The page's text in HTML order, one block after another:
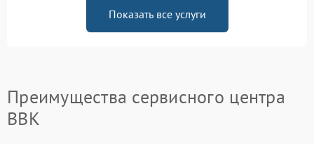
Показать все услуги
Преимущества сервисного центра
BBK